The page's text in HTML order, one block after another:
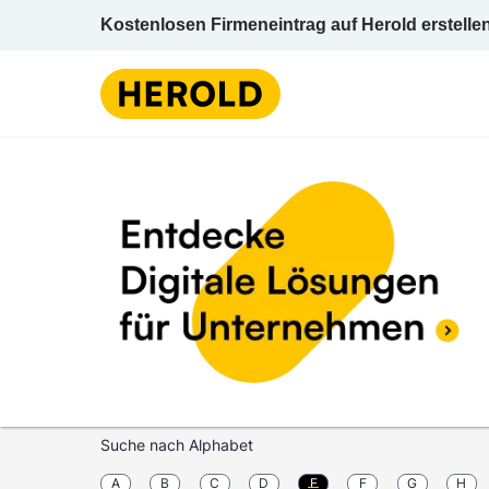
Kostenlosen Firmeneintrag auf Herold
Suche nach Alphabet
A B C D E F G H